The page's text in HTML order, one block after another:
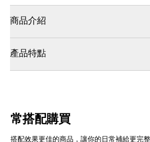
商品介紹
產品特點
常搭配購買
搭配效果更佳的商品，讓你的日常補給更完整